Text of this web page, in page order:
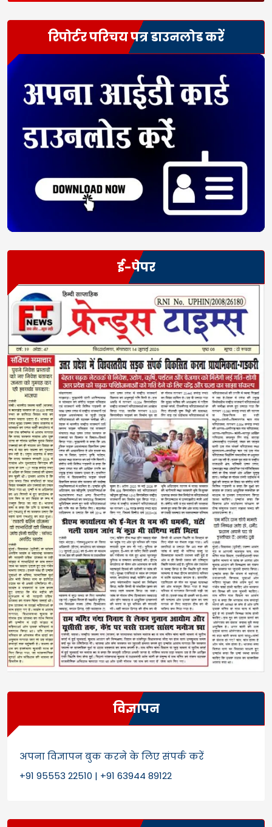
रिपोर्टर परिचय पत्र डाउनलोड करें
ई-पेपर
विज्ञापन
अपना विज्ञापन बुक करने के लिए संपर्क करें
+91 95553 22510 | +91 63944 89122